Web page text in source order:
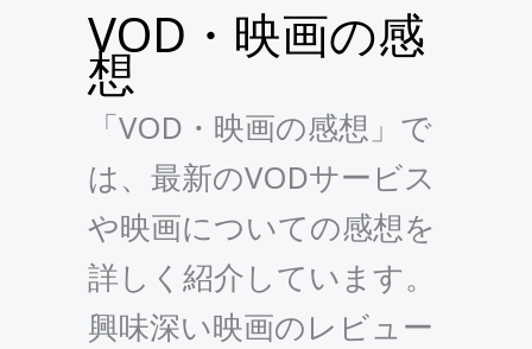
VOD・映画の感
想
「VOD・映画の感想」で
は、最新のVODサービス
や映画についての感想を
詳しく紹介しています。
興味深い映画のレビュー